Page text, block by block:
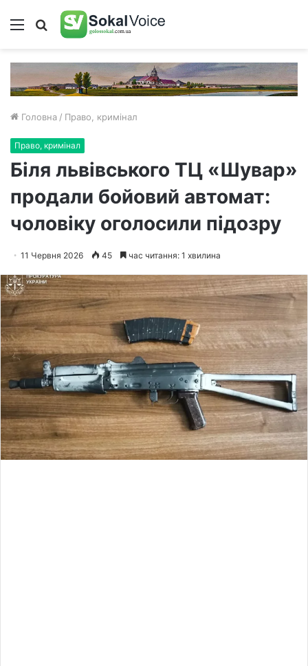
Меню Пошук
Головна / Право, кримінал
Право, кримінал
Біля львівського ТЦ «Шувар»
продали бойовий автомат:
чоловіку оголосили підозру
11 Червня 2026 45 час читання: 1 хвилина